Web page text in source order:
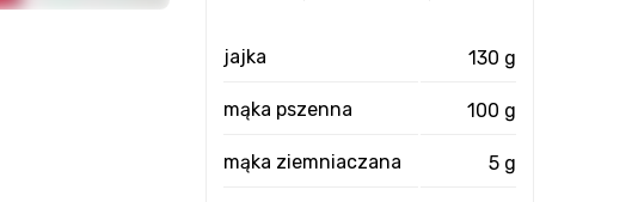
jajka 130 g
mąka pszenna 100 g
mąka ziemniaczana 5 g